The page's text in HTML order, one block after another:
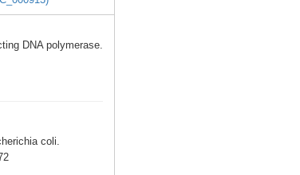
ting DNA polymerase.
richia coli.
72